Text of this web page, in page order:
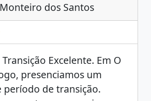
dos Santos
Excelente. Em O
presenciamos um
de transição.